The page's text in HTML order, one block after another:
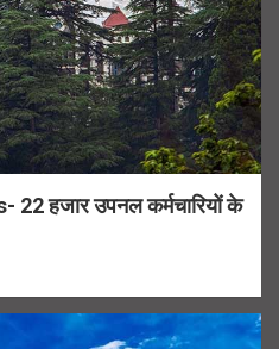
हजार उपनल कर्मचारियों के